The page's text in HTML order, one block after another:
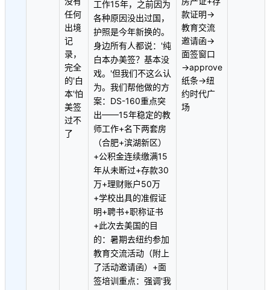
任何
出境
记
录，
完全
的'白
本'怕
美签
过不
了
工作15年，之前因为
各种原因没出过国，
护照是今年新换的。
身边所有人都说：'纯
白本办美签？基本没
戏。'但我们不这么认
为。我们帮他做的方
案：DS-160重点突
出——15年稳定的教
师工作+名下两套房
（合肥+滨湖新区）
+公积金连续缴满15
年从未断过+存款30
万+理财账户50万
+学校出具的准假证
明+聘书+职称证书
+此次去美国的目
的：暑期去纽约参加
教育交流活动（附上
了活动邀请函）+面
签培训重点：强调'我
款证明→
教育交流
邀请函→
面签窗口
→approve
纸条→纽
约时代广
场